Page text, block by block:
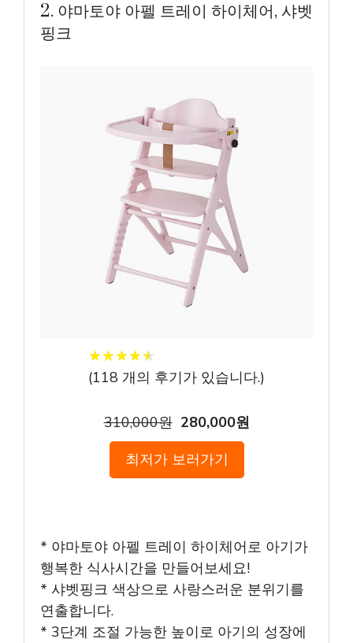
2. 야마토야 아펠 트레이 하이체어, 샤벳
핑크
★★★★★
★★★★★
(118 개의 후기가 있습니다.)
310,000원 280,000원
최저가 보러가기
* 야마토야 아펠 트레이 하이체어로 아기가
행복한 식사시간을 만들어보세요!
* 샤벳핑크 색상으로 사랑스러운 분위기를
연출합니다.
* 3단계 조절 가능한 높이로 아기의 성장에